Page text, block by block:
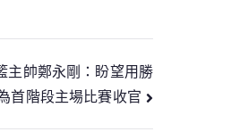
主帥鄭永剛：盼望用勝
首階段主場比賽收官